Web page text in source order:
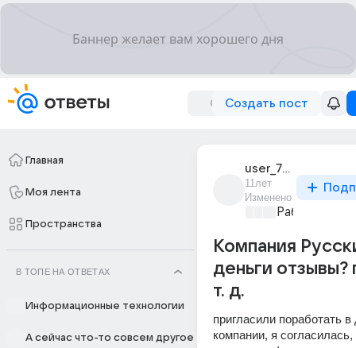
Создать пост
Главная
Моя лента
Пространства
В ТОПЕ НА ОТВЕТАХ
Информационные технологии
А сейчас что-то совсем другое
user_78702593
11лет
Изменено
Работа и ее
Компания
деньги отзывы?
т. д.
пригласили поработать в
компании, я согласилась,